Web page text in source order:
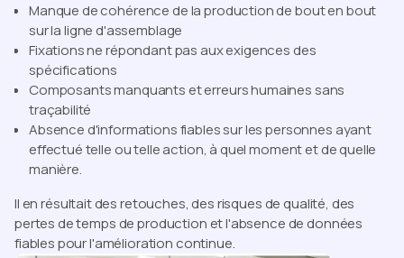
Manque de cohérence de la production de bout en bout
sur la ligne d'assemblage
Fixations ne répondant pas aux exigences des
spécifications
Composants manquants et erreurs humaines sans
traçabilité
Absence d'informations fiables sur les personnes ayant
effectué telle ou telle action, à quel moment et de quelle
manière.
Il en résultait des retouches, des risques de qualité, des
pertes de temps de production et l'absence de données
fiables pour l'amélioration continue.